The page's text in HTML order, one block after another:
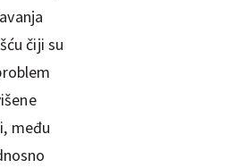
čiji su
među